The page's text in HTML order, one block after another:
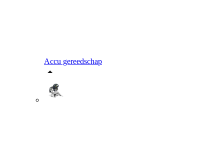
Accu gereedschap